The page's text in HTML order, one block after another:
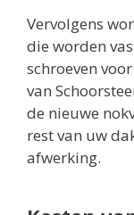
Vervolgens
die worden
schroeven
van
de nieuwe
rest van uw
afwerking.